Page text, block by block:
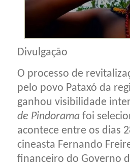
Divulgação
O processo de
pelo povo Pataxó da
ganhou visibilidade
de Pindorama foi
acontece entre os dias
cineasta Fernando
financeiro do Governo